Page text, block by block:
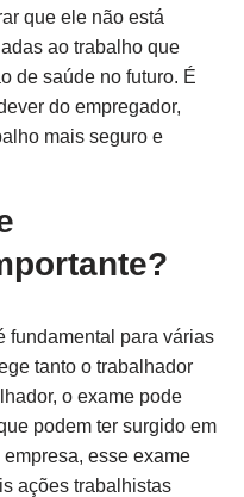
que ele não está
ao trabalho que
de saúde no futuro. É
do empregador,
mais seguro e
fundamental para várias
tanto o trabalhador
o exame pode
podem ter surgido em
esse exame
ações trabalhistas